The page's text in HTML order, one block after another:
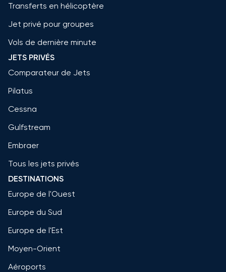
Transferts en hélicoptère
Jet privé pour groupes
Vols de dernière minute
JETS PRIVÉS
Comparateur de Jets
Pilatus
Cessna
Gulfstream
Embraer
Tous les jets privés
DESTINATIONS
Europe de l'Ouest
Europe du Sud
Europe de l'Est
Moyen-Orient
Aéroports